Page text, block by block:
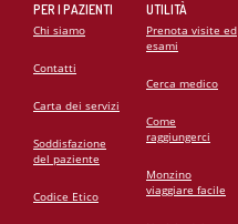
PER I PAZIENTI
Chi siamo
Contatti
Carta dei servizi
Soddisfazione
del paziente
Codice Etico
UTILITÀ
Prenota visite ed
esami
Cerca medico
Come
raggiungerci
Monzino
viaggiare facile